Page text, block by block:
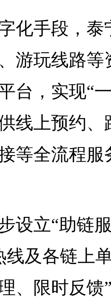
化手段，
游玩线路
台，实现“
线上预约
等全流程
设立“助链
线及各链上
、限时反馈